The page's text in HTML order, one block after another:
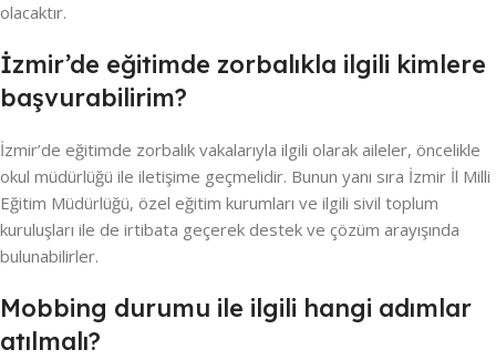
olacaktır.
İzmir’de eğitimde zorbalıkla ilgili kimlere
başvurabilirim?
İzmir’de eğitimde zorbalık vakalarıyla ilgili olarak aileler, öncelikle
okul müdürlüğü ile iletişime geçmelidir. Bunun yanı sıra İzmir İl Milli
Eğitim Müdürlüğü, özel eğitim kurumları ve ilgili sivil toplum
kuruluşları ile de irtibata geçerek destek ve çözüm arayışında
bulunabilirler.
Mobbing durumu ile ilgili hangi adımlar
atılmalı?